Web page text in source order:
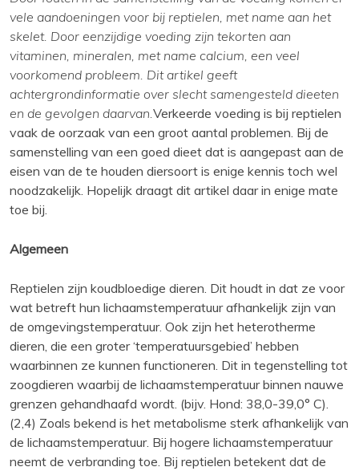
vele aandoeningen voor bij reptielen, met name aan het
skelet. Door eenzijdige voeding zijn tekorten aan
vitaminen, mineralen, met name calcium, een veel
voorkomend probleem. Dit artikel geeft
achtergrondinformatie over slecht samengesteld dieeten
en de gevolgen daarvan. Verkeerde voeding is bij reptielen
vaak de oorzaak van een groot aantal problemen. Bij de
samenstelling van een goed dieet dat is aangepast aan de
eisen van de te houden diersoort is enige kennis toch wel
noodzakelijk. Hopelijk draagt dit artikel daar in enige mate
toe bij.
Algemeen
Reptielen zijn koudbloedige dieren. Dit houdt in dat ze voor
wat betreft hun lichaamstemperatuur afhankelijk zijn van
de omgevingstemperatuur. Ook zijn het heterotherme
dieren, die een groter ‘temperatuursgebied’ hebben
waarbinnen ze kunnen functioneren. Dit in tegenstelling tot
zoogdieren waarbij de lichaamstemperatuur binnen nauwe
grenzen gehandhaafd wordt. (bijv. Hond: 38,0-39,0° C).
(2,4) Zoals bekend is het metabolisme sterk afhankelijk van
de lichaamstemperatuur. Bij hogere lichaamstemperatuur
neemt de verbranding toe. Bij reptielen betekent dat de